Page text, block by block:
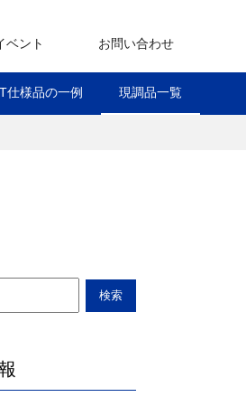
ベント
覧
ト 一覧
お問い合わせ
仕様品の一例 現調品一覧